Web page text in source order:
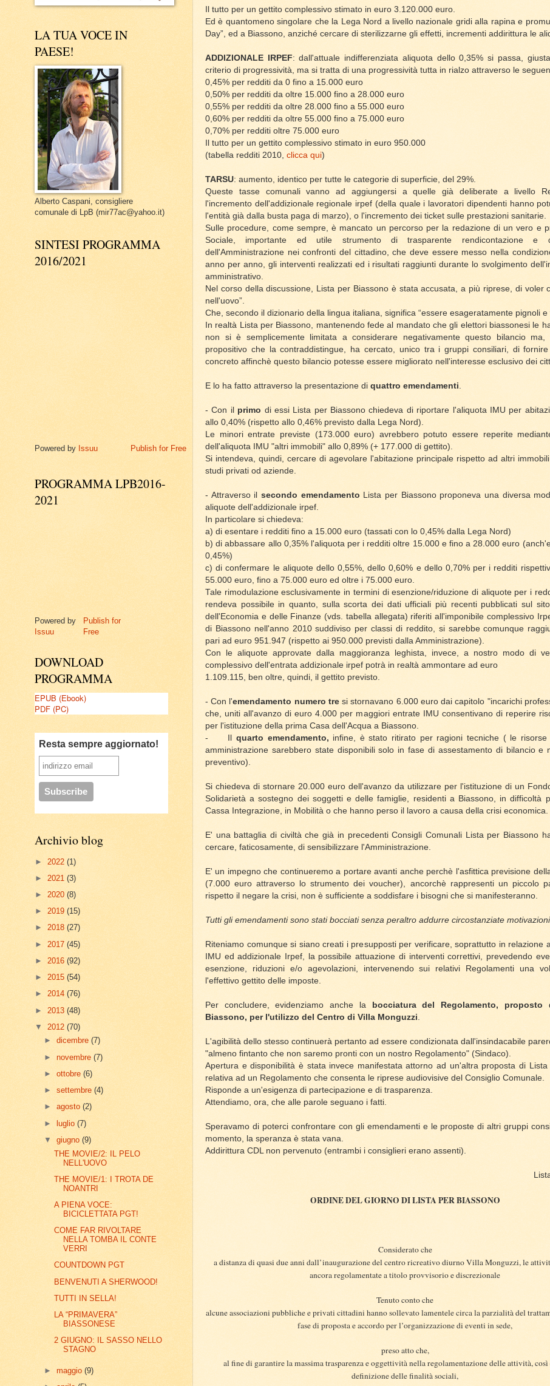
Il tutto per un gettito complessivo stimato in euro 3.120.000 euro.
Ed è quantomeno singolare che la Lega Nord a livello nazionale gridi alla rapina e
Day”, ed a Biassono, anziché cercare di sterilizzarne gli effetti, incrementi addirittura le
ADDIZIONALE IRPEF: dall'attuale indifferenziata aliquota dello 0,35% si passa,
criterio di progressività, ma si tratta di una progressività tutta in rialzo attraverso le
0,45% per redditi da 0 fino a 15.000 euro
0,50% per redditi da oltre 15.000 fino a 28.000 euro
0,55% per redditi da oltre 28.000 fino a 55.000 euro
0,60% per redditi da oltre 55.000 fino a 75.000 euro
0,70% per redditi oltre 75.000 euro
Il tutto per un gettito complessivo stimato in euro 950.000
(tabella redditi 2010, clicca qui)
TARSU: aumento, identico per tutte le categorie di superficie, del 29%.
Queste tasse comunali vanno ad aggiungersi a quelle già deliberate a livello
l'incremento dell'addizionale regionale irpef (della quale i lavoratori dipendenti hanno
l'entità già dalla busta paga di marzo), o l'incremento dei ticket sulle prestazioni sanitarie.
Sulle procedure, come sempre, è mancato un percorso per la redazione di un vero e
Sociale, importante ed utile strumento di trasparente rendicontazione e
dell'Amministrazione nei confronti del cittadino, che deve essere messo nella
anno per anno, gli interventi realizzati ed i risultati raggiunti durante lo svolgimento
amministrativo.
Nel corso della discussione, Lista per Biassono è stata accusata, a più riprese, di voler
nell'uovo”.
Che, secondo il dizionario della lingua italiana, significa “essere esageratamente pignoli e
In realtà Lista per Biassono, mantenendo fede al mandato che gli elettori biassonesi le
non si è semplicemente limitata a considerare negativamente questo bilancio
propositivo che la contraddistingue, ha cercato, unico tra i gruppi consiliari, di
concreto affinchè questo bilancio potesse essere migliorato nell'interesse esclusivo dei
E lo ha fatto attraverso la presentazione di quattro emendamenti
- Con il primo di essi Lista per Biassono chiedeva di riportare l'aliquota IMU per
allo 0,40% (rispetto allo 0,46% previsto dalla Lega Nord).
Le minori entrate previste (173.000 euro) avrebbero potuto essere reperite
dell'aliquota IMU "altri immobili" allo 0,89% (+ 177.000 di gettito).
Si intendeva, quindi, cercare di agevolare l'abitazione principale rispetto ad altri
studi privati od aziende.
- Attraverso il secondo emendamento Lista per Biassono proponeva una diversa
aliquote dell'addizionale irpef.
In particolare si chiedeva:
a) di esentare i redditi fino a 15.000 euro (tassati con lo 0,45% dalla Lega Nord)
b) di abbassare allo 0,35% l'aliquota per i redditi oltre 15.000 e fino a 28.000 euro
0,45%)
c) di confermare le aliquote dello 0,55%, dello 0,60% e dello 0,70% per i redditi
55.000 euro, fino a 75.000 euro ed oltre i 75.000 euro.
Tale rimodulazione esclusivamente in termini di esenzione/riduzione di aliquote per i
rendeva possibile in quanto, sulla scorta dei dati ufficiali più recenti pubblicati sul
dell'Economia e delle Finanze (vds. tabella allegata) riferiti all'imponibile complessivo
di Biassono nell'anno 2010 suddiviso per classi di reddito, si sarebbe comunque
pari ad euro 951.947 (rispetto ai 950.000 previsti dalla Amministrazione).
Con le aliquote approvate dalla maggioranza leghista, invece, a nostro modo di
complessivo dell'entrata addizionale irpef potrà in realtà ammontare ad euro
1.109.115, ben oltre, quindi, il gettito previsto.
- Con l'emendamento numero tresi stornavano 6.000 euro dai capitolo "incarichi
che, uniti all'avanzo di euro 4.000 per maggiori entrate IMU consentivano di reperire
per l'istituzione della prima Casa dell'Acqua a Biassono.
-
Il quarto emendamento, infine, è stato ritirato per ragioni tecniche ( le risorse
amministrazione sarebbero state disponibili solo in fase di assestamento di bilancio e
preventivo).
Si chiedeva di stornare 20.000 euro dell'avanzo da utilizzare per l'istituzione di un
Solidarietà a sostegno dei soggetti e delle famiglie, residenti a Biassono, in difficoltà
Cassa Integrazione, in Mobilità o che hanno perso il lavoro a causa della crisi economica.
E' una battaglia di civiltà che già in precedenti Consigli Comunali Lista per Biassono
cercare, faticosamente, di sensibilizzare l'Amministrazione.
E' un impegno che continueremo a portare avanti anche perchè l'asfittica previsione
(7.000 euro attraverso lo strumento dei voucher), ancorchè rappresenti un piccolo
rispetto il negare la crisi, non è sufficiente a soddisfare i bisogni che si manifesteranno.
Tutti gli emendamenti sono stati bocciati senza peraltro addurre circostanziate motivazioni.
Riteniamo comunque si siano creati i presupposti per verificare, soprattutto in relazione
IMU ed addizionale Irpef, la possibile attuazione di interventi correttivi, prevedendo
esenzione, riduzioni e/o agevolazioni, intervenendo sui relativi Regolamenti una
l'effettivo gettito delle imposte.
Per concludere, evidenziamo anche la bocciatura del Regolamento,
Biassono, per l'utilizzo del Centro di Villa Monguzzi
L'agibilità dello stesso continuerà pertanto ad essere condizionata dall'insindacabile
"almeno fintanto che non saremo pronti con un nostro Regolamento" (Sindaco).
Apertura e disponibilità è stata invece manifestata attorno ad un'altra proposta di Lista
relativa ad un Regolamento che consenta le riprese audiovisive del Consiglio Comunale.
Risponde a un'esigenza di partecipazione e di trasparenza.
Attendiamo, ora, che alle parole seguano i fatti.
Speravamo di poterci confrontare con gli emendamenti e le proposte di altri gruppi
momento, la speranza è stata vana.
Addirittura CDL non pervenuto (entrambi i consiglieri erano assenti).
ORDINE DEL GIORNO DI LISTA PER BIASSONO
Considerato che
a distanza di quasi due anni dall’inaugurazione del centro ricreativo diurno Villa Monguzzi, le
ancora regolamentate a titolo provvisorio e discrezionale
Tenuto conto che
alcune associazioni pubbliche e privati cittadini hanno sollevato lamentele circa la parzialità del
fase di proposta e accordo per l’organizzazione di eventi in sede,
preso atto che,
al fine di garantire la massima trasparenza e oggettività nella regolamentazione delle attività,
definizione delle finalità sociali,
LA TUA VOCE IN
PAESE!
Alberto Caspani, consigliere
comunale di LpB (mir77ac@yahoo.it)
SINTESI PROGRAMMA
2016/2021
Powered by Issuu Publish for Free
PROGRAMMA LPB2016-
2021
Powered by
Issuu
Publish for
Free
DOWNLOAD
PROGRAMMA
EPUB (Ebook)
PDF (PC)
Resta sempre aggiornato!
Archivio blog
► 2022 (1)
► 2021 (3)
► 2020 (8)
► 2019 (15)
► 2018 (27)
► 2017 (45)
► 2016 (92)
► 2015 (54)
► 2014 (76)
► 2013 (48)
▼ 2012 (70)
►dicembre(7)
►novembre(7)
►ottobre(6)
►settembre(4)
►agosto(2)
► luglio(7)
▼giugno(9)
THE MOVIE/2: IL PELO
NELL'UOVO
THE MOVIE/1: I TROTA DE
NOANTRI
A PIENA VOCE:
BICICLETTATA PGT!
COME FAR RIVOLTARE
NELLA TOMBA IL CONTE
VERRI
COUNTDOWN PGT
BENVENUTI A SHERWOOD!
TUTTI IN SELLA!
LA “PRIMAVERA”
BIASSONESE
2 GIUGNO: IL SASSO NELLO
STAGNO
►maggio(9)